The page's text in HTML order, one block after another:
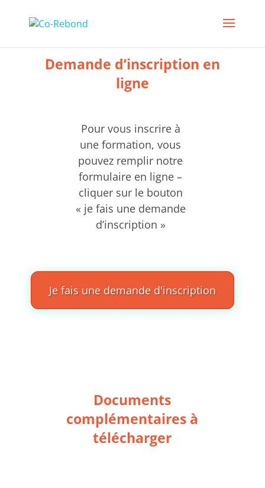
Demande d’inscription en
ligne
Pour vous inscrire à
une formation, vous
pouvez remplir notre
formulaire en ligne –
cliquer sur le bouton
« je fais une demande
d’inscription »
Je fais une demande d'inscription
Documents
complémentaires à
télécharger